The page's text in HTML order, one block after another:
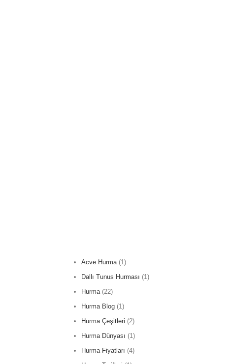
Acve Hurma(1)
Dallı Tunus Hurması (1)
Hurma(22)
Hurma Blog (1)
Hurma Çeşitleri (2)
Hurma Dünyası (1)
Hurma Fiyatları (4)